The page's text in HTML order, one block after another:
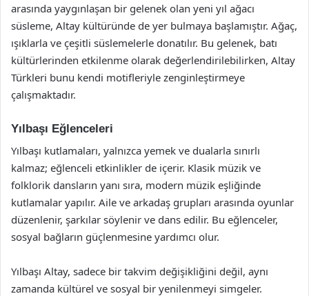
arasında yaygınlaşan bir gelenek olan yeni yıl ağacı
süsleme, Altay kültüründe de yer bulmaya başlamıştır. Ağaç,
ışıklarla ve çeşitli süslemelerle donatılır. Bu gelenek, batı
kültürlerinden etkilenme olarak değerlendirilebilirken, Altay
Türkleri bunu kendi motifleriyle zenginleştirmeye
çalışmaktadır.
Yılbaşı Eğlenceleri
Yılbaşı kutlamaları, yalnızca yemek ve dualarla sınırlı
kalmaz; eğlenceli etkinlikler de içerir. Klasik müzik ve
folklorik dansların yanı sıra, modern müzik eşliğinde
kutlamalar yapılır. Aile ve arkadaş grupları arasında oyunlar
düzenlenir, şarkılar söylenir ve dans edilir. Bu eğlenceler,
sosyal bağların güçlenmesine yardımcı olur.
Yılbaşı Altay, sadece bir takvim değişikliğini değil, aynı
zamanda kültürel ve sosyal bir yenilenmeyi simgeler.